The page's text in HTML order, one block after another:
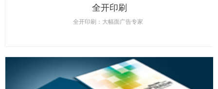
全开印刷
全开印刷：大幅面广告专家